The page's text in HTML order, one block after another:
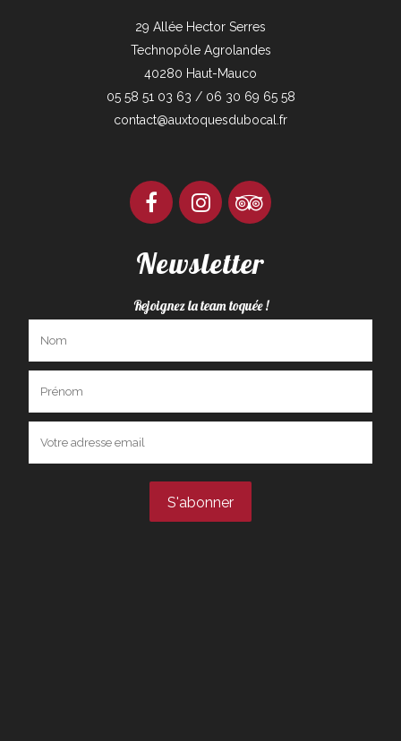
29 Allée Hector Serres
Technopôle Agrolandes
40280 Haut-Mauco
05 58 51 03 63 / 06 30 69 65 58
contact@auxtoquesdubocal.fr
Newsletter
Rejoignez la team toquée !